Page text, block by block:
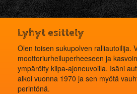
Lyhyt esittely
Olen toisen sukupolven ralliautoilija.
moottoriurheiluperheeseen ja
ympäröity kilpa-ajoneuvoilla. Isäni
alkoi vuonna 1970 ja sen myötä
perintönä.